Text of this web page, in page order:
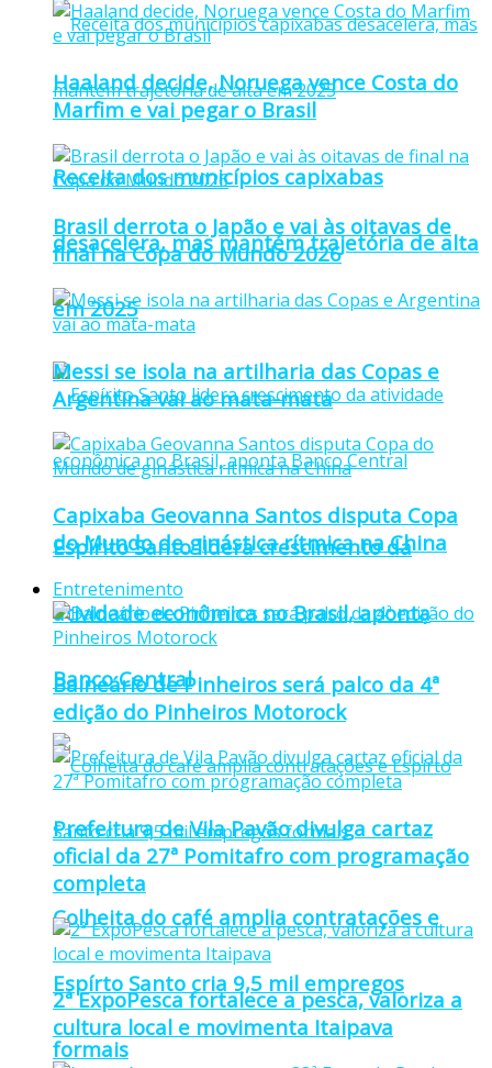
Receita dos municípios capixabas
desacelera, mas mantém trajetória de alta
em 2025
Espírito Santo lidera crescimento da
atividade econômica no Brasil, aponta
Banco Central
Colheita do café amplia contratações e
Espírto Santo cria 9,5 mil empregos
formais
Haaland decide, Noruega vence Costa do
Marfim e vai pegar o Brasil
Brasil derrota o Japão e vai às oitavas de
final na Copa do Mundo 2026
Messi se isola na artilharia das Copas e
Argentina vai ao mata-mata
Capixaba Geovanna Santos disputa Copa
do Mundo de ginástica rítmica na China
Entretenimento
Balneário de Pinheiros será palco da 4ª
edição do Pinheiros Motorock
Prefeitura de Vila Pavão divulga cartaz
oficial da 27ª Pomitafro com programação
completa
2ª ExpoPesca fortalece a pesca, valoriza a
cultura local e movimenta Itaipava